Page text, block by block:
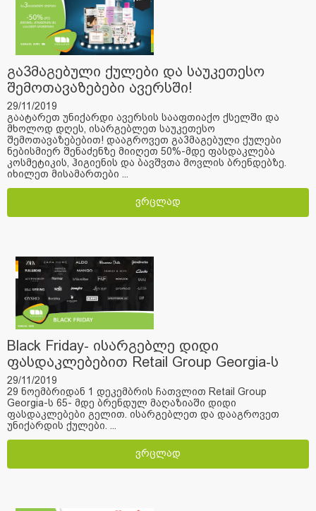
გა3მაგებული ქულები და საუკეთესო
შემოთავაზებები ავერსში!
29/11/2019
გაატარეთ უნიქარდი ავერსის სააფთიაქო ქსელში და
მხოლოდ დღეს, ისარგებლეთ საუკეთესო
შემოთავაზებებით! დააგროვეთ გა3მაგებული ქულები
ნებისმიერ შენაძენზე მიიღეთ 50%-მდე ფასდაკლება
კოსმეტიკის, ჰიგიენის და ბავშვთა მოვლის ბრენდებზე.
იხილეთ მისამართები ...
ვრცლად
Black Friday- ისარგებლე დიდი
ფასდაკლებებით Retail Group Georgia-ს
მაღაზიებში
29/11/2019
29 ნოემბრიდან 1 დეკემბრის ჩათვლით Retail Group
Georgia-ს 65- მდე ბრენდულ მაღაზიაში დიდი
ფასდაკლებები გელით. ისარგებლეთ და დააგროვეთ
უნიქარდის ქულები. ...
ვრცლად